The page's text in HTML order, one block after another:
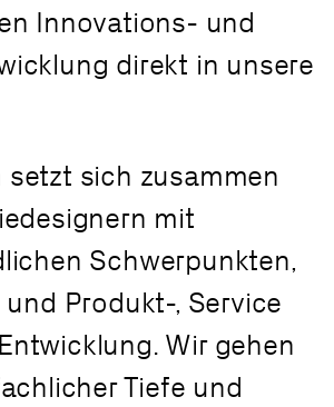
Innovations- und
direkt in unsere
setzt sich zusammen
mit
Schwerpunkten,
Produkt-, Service
Wir gehen
Tiefe und